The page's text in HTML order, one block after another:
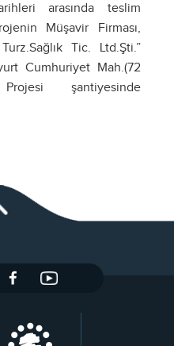
arasında teslim
Müşavir Firması,
Tic. Ltd.Şti.”
Cumhuriyet Mah.(72
şantiyesinde